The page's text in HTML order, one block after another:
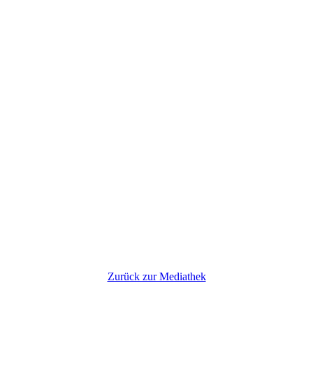
Zurück zur Mediathek